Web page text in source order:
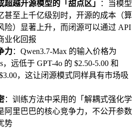
超越开源模型的「甜点区」
：当模型
甚至上千亿级别时，开源的成本（算
险）显著上升，而闭源可以通过 API
业化回报
力：Qwen3.7-Max 的输入价格为
，远低于 GPT-4o 的 $2.50-5.00 和
$3.00，这让闭源模式同样具有市场吸
：训练方法中采用的「解耦式强化学
阿里巴巴的核心竞争力，不公开参数
势